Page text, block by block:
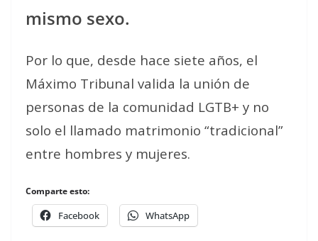
mismo sexo.
Por lo que, desde hace siete años, el
Máximo Tribunal valida la unión de
personas de la comunidad LGTB+ y no
solo el llamado matrimonio “tradicional”
entre hombres y mujeres.
Comparte esto:
Facebook WhatsApp